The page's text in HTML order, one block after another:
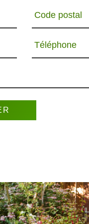
Code postal
Téléphone